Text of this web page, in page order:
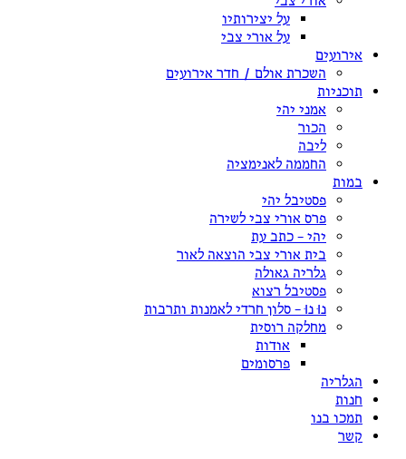
על יצירותיו
על אורי צבי
אירועים
השכרת אולם / חדר אירועים
תוכניות
אמני יהי
הכור
ליבה
החממה לאנימציה
במות
פסטיבל יהי
פרס אורי צבי לשירה
יהי – כתב עת
בית אורי צבי הוצאה לאור
גלריה גאולה
פסטיבל רצוא
נוּ נוּ – סלון חרדי לאמנות ותרבות
מחלקה רוסית
אודות
פרסומים
הגלריה
חנות
תמכו בנו
קשר